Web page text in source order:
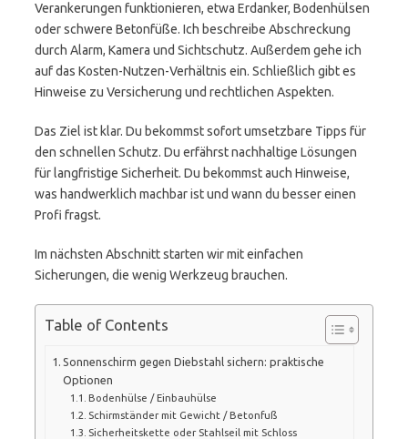
Verankerungen funktionieren, etwa Erdanker, Bodenhülsen
oder schwere Betonfüße. Ich beschreibe Abschreckung
durch Alarm, Kamera und Sichtschutz. Außerdem gehe ich
auf das Kosten-Nutzen-Verhältnis ein. Schließlich gibt es
Hinweise zu Versicherung und rechtlichen Aspekten.
Das Ziel ist klar. Du bekommst sofort umsetzbare Tipps für
den schnellen Schutz. Du erfährst nachhaltige Lösungen
für langfristige Sicherheit. Du bekommst auch Hinweise,
was handwerklich machbar ist und wann du besser einen
Profi fragst.
Im nächsten Abschnitt starten wir mit einfachen
Sicherungen, die wenig Werkzeug brauchen.
Table of Contents
Sonnenschirm gegen Diebstahl sichern: praktische
Optionen
Bodenhülse / Einbauhülse
Schirmständer mit Gewicht / Betonfuß
Sicherheitskette oder Stahlseil mit Schloss